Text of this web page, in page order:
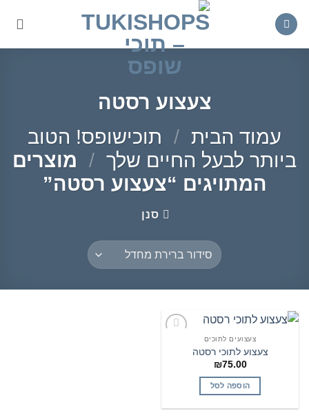
צעצוע רסטה
עמוד הבית / תוכישופס! הטוב
ביותר לבעל החיים שלך / מוצרים
המתויגים “צעצוע רסטה”
סנן
צעצועים לתוכים
צעצוע לתוכי רסטה
₪75.00
הוספה לסל